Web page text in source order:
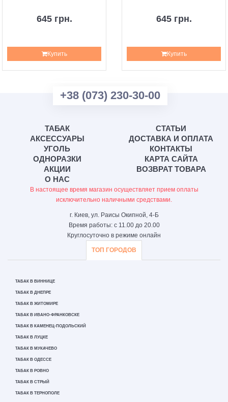
645 грн.
Купить
645 грн.
Купить
+38 (073) 230-30-00
ТАБАК
АКСЕССУАРЫ
УГОЛЬ
ОДНОРАЗКИ
АКЦИИ
О НАС
СТАТЬИ
ДОСТАВКА И ОПЛАТА
КОНТАКТЫ
КАРТА САЙТА
ВОЗВРАТ ТОВАРА
В настоящее время магазин осуществляет прием оплаты
исключительно наличными средствами.
г. Киев, ул. Раисы Окипной, 4-Б
Время работы: с 11.00 до 20.00
Круглосуточно в режиме онлайн
ТОП ГОРОДОВ
ТАБАК В ВИННИЦЕ
ТАБАК В ДНЕПРЕ
ТАБАК В ЖИТОМИРЕ
ТАБАК В ИВАНО-ФРАНКОВСКЕ
ТАБАК В КАМЕНЕЦ-ПОДОЛЬСКИЙ
ТАБАК В ЛУЦКЕ
ТАБАК В МУКАЧЕВО
ТАБАК В ОДЕССЕ
ТАБАК В РОВНО
ТАБАК В СТРЫЙ
ТАБАК В ТЕРНОПОЛЕ